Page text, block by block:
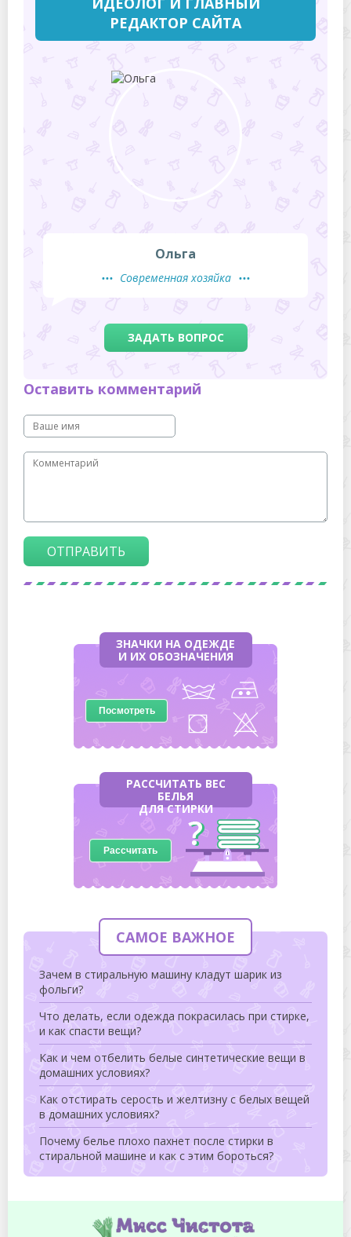
РЕДАКТОР САЙТА
Ольга
Современная хозяйка
ЗАДАТЬ ВОПРОС
Оставить комментарий
ОТПРАВИТЬ
ЗНАЧКИ НА ОДЕЖДЕ
И ИХ ОБОЗНАЧЕНИЯ
Посмотреть
РАССЧИТАТЬ ВЕС
БЕЛЬЯ
ДЛЯ СТИРКИ
Рассчитать
САМОЕ ВАЖНОЕ
Зачем в стиральную машину кладут шарик из
фольги?
Что делать, если одежда покрасилась при стирке,
и как спасти вещи?
Как и чем отбелить белые синтетические вещи в
домашних условиях?
Как отстирать серость и желтизну с белых вещей
в домашних условиях?
Почему белье плохо пахнет после стирки в
стиральной машине и как с этим бороться?